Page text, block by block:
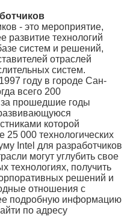
- это мероприятие,
технологий
систем и решений,
отраслей
систем.
году в городе Сан-
всего 200
прошедшие годы
которой
25 000 технологических
Intel для разработчиков
могут углубить свое
технологиях, получить
решений и
отношения с
подробную информацию
по адресу